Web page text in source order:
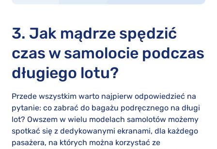
3. Jak mądrze spędzić
czas w samolocie podczas
długiego lotu?
Przede wszystkim warto najpierw odpowiedzieć na
pytanie: co zabrać do bagażu podręcznego na długi
lot? Owszem w wielu modelach samolotów możemy
spotkać się z dedykowanymi ekranami, dla każdego
pasażera, na których można korzystać ze